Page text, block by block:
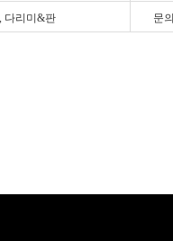
다리미&판 문의